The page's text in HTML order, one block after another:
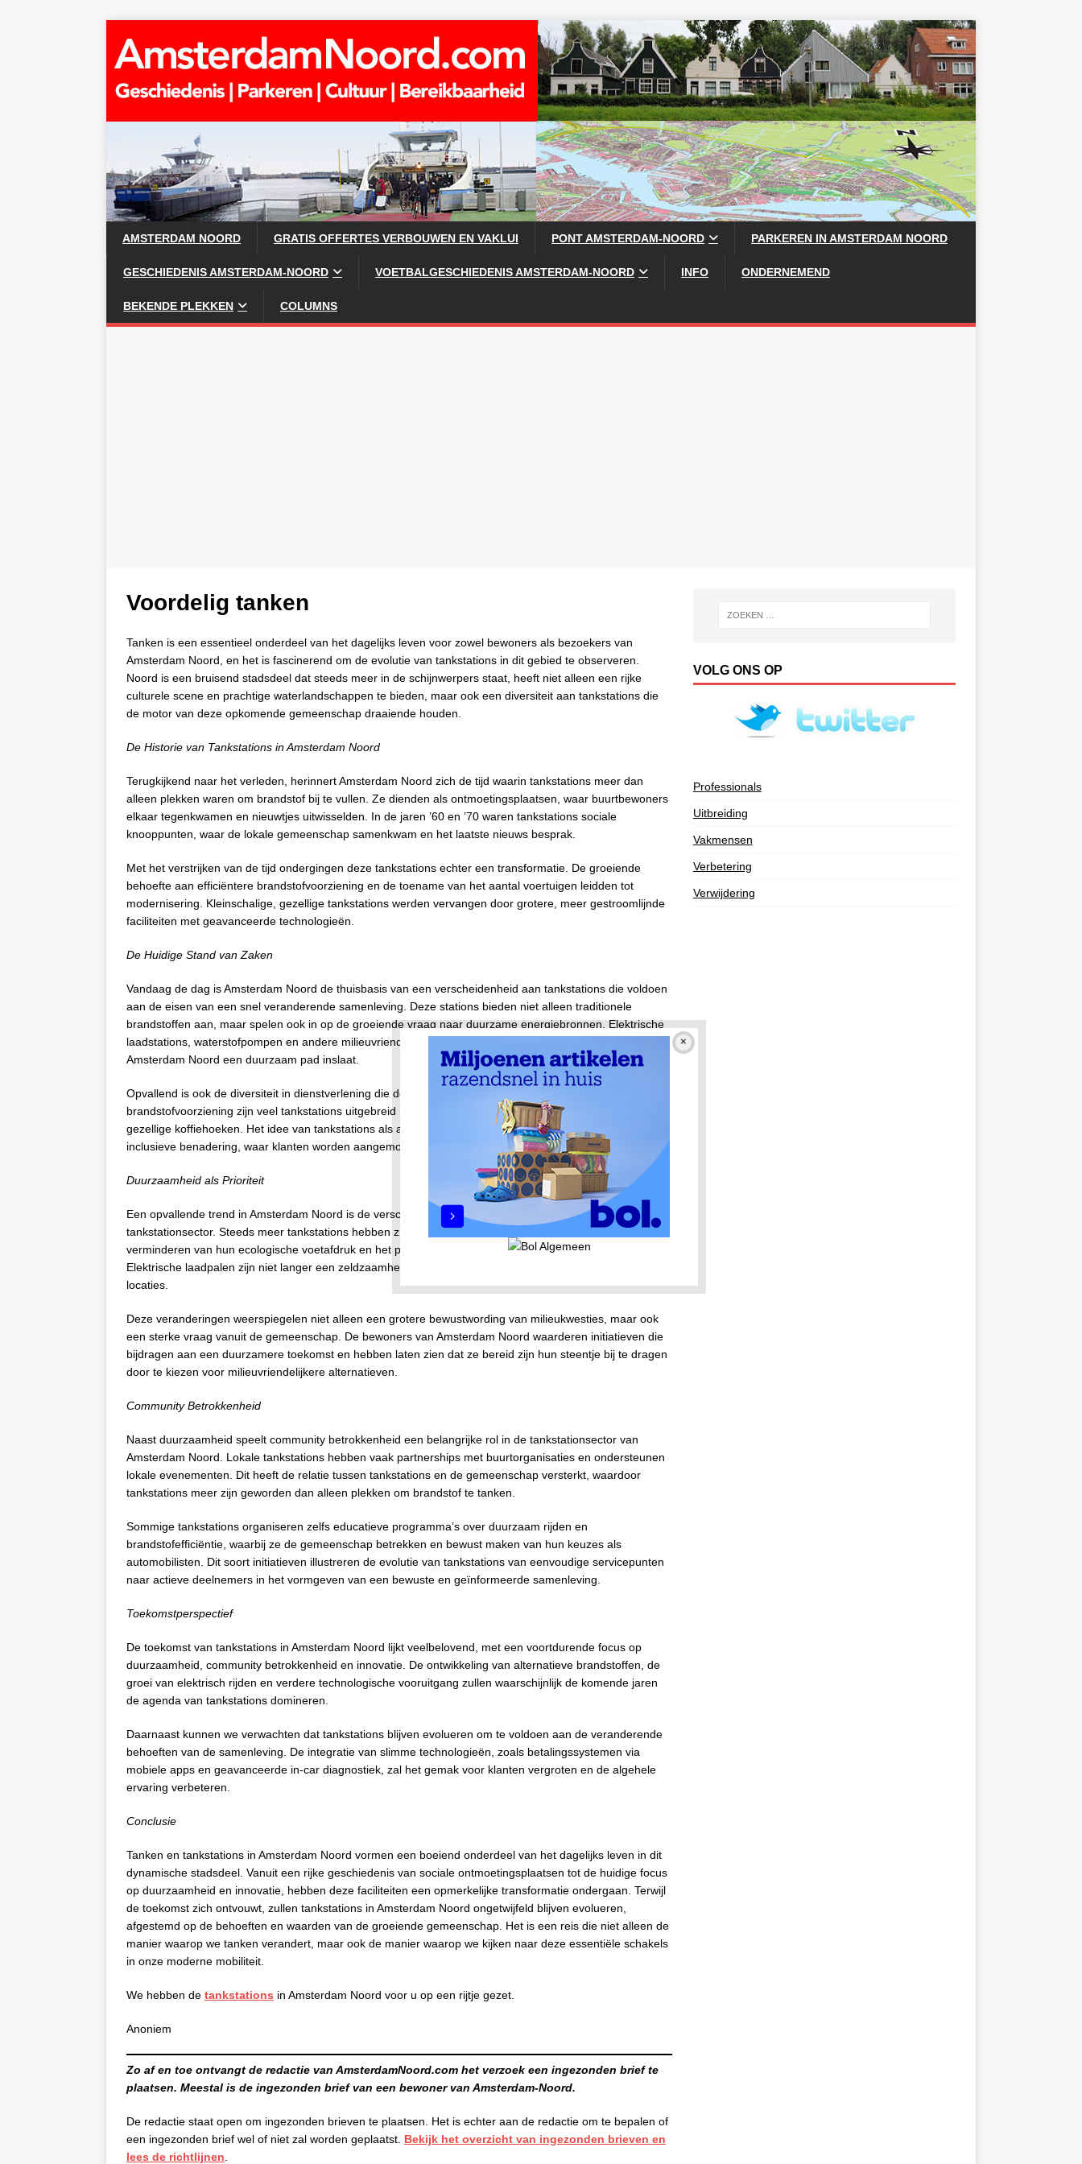
AMSTERDAM NOORD GRATIS OFFERTES VERBOUWEN EN VAKLUI PONT AMSTERDAM-NOORD PARKEREN IN AMSTERDAM NOORD
GESCHIEDENIS AMSTERDAM-NOORD VOETBALGESCHIEDENIS AMSTERDAM-NOORD INFO ONDERNEMEND
BEKENDE PLEKKEN COLUMNS
Voordelig tanken
Tanken is een essentieel onderdeel van het dagelijks leven voor zowel bewoners als bezoekers van
Amsterdam Noord, en het is fascinerend om de evolutie van tankstations in dit gebied te observeren.
Noord is een bruisend stadsdeel dat steeds meer in de schijnwerpers staat, heeft niet alleen een rijke
culturele scene en prachtige waterlandschappen te bieden, maar ook een diversiteit aan tankstations die
de motor van deze opkomende gemeenschap draaiende houden.
De Historie van Tankstations in Amsterdam Noord
Terugkijkend naar het verleden, herinnert Amsterdam Noord zich de tijd waarin tankstations meer dan
alleen plekken waren om brandstof bij te vullen. Ze dienden als ontmoetingsplaatsen, waar buurtbewoners
elkaar tegenkwamen en nieuwtjes uitwisselden. In de jaren ’60 en ’70 waren tankstations sociale
knooppunten, waar de lokale gemeenschap samenkwam en het laatste nieuws besprak.
Met het verstrijken van de tijd ondergingen deze tankstations echter een transformatie. De groeiende
behoefte aan efficiëntere brandstofvoorziening en de toename van het aantal voertuigen leidden tot
modernisering. Kleinschalige, gezellige tankstations werden vervangen door grotere, meer gestroomlijnde
faciliteiten met geavanceerde technologieën.
De Huidige Stand van Zaken
Vandaag de dag is Amsterdam Noord de thuisbasis van een verscheidenheid aan tankstations die voldoen
aan de eisen van een snel veranderende samenleving. Deze stations bieden niet alleen traditionele
brandstoffen aan, maar spelen ook in op de groeiende vraag naar duurzame energiebronnen. Elektrische
laadstations, waterstofpompen en andere milieuvriendelijke opties hebben hun intrede gedaan, waarmee
Amsterdam Noord een duurzaam pad inslaat.
Opvallend is ook de diversiteit in dienstverlening die de moderne tankstations te bieden hebben. Naast
brandstofvoorziening zijn veel tankstations uitgebreid met gemakswinkels, autowasstraten, en zelfs
gezellige koffiehoeken. Het idee van tankstations als anonieme tussenstops is vervangen door een meer
inclusieve benadering, waar klanten worden aangemoedigd om hun bezoek te verlengen.
Duurzaamheid als Prioriteit
Een opvallende trend in Amsterdam Noord is de verschuiving naar duurzaamheid binnen de
tankstationsector. Steeds meer tankstations hebben zich gecommitteerd aan groene initiatieven, zoals het
verminderen van hun ecologische voetafdruk en het promoten van milieuvriendelijke brandstoffen.
Elektrische laadpalen zijn niet langer een zeldzaamheid, maar eerder een standaardvoorziening op veel
locaties.
Deze veranderingen weerspiegelen niet alleen een grotere bewustwording van milieukwesties, maar ook
een sterke vraag vanuit de gemeenschap. De bewoners van Amsterdam Noord waarderen initiatieven die
bijdragen aan een duurzamere toekomst en hebben laten zien dat ze bereid zijn hun steentje bij te dragen
door te kiezen voor milieuvriendelijkere alternatieven.
Community Betrokkenheid
Naast duurzaamheid speelt community betrokkenheid een belangrijke rol in de tankstationsector van
Amsterdam Noord. Lokale tankstations hebben vaak partnerships met buurtorganisaties en ondersteunen
lokale evenementen. Dit heeft de relatie tussen tankstations en de gemeenschap versterkt, waardoor
tankstations meer zijn geworden dan alleen plekken om brandstof te tanken.
Sommige tankstations organiseren zelfs educatieve programma’s over duurzaam rijden en
brandstofefficiëntie, waarbij ze de gemeenschap betrekken en bewust maken van hun keuzes als
automobilisten. Dit soort initiatieven illustreren de evolutie van tankstations van eenvoudige servicepunten
naar actieve deelnemers in het vormgeven van een bewuste en geïnformeerde samenleving.
Toekomstperspectief
De toekomst van tankstations in Amsterdam Noord lijkt veelbelovend, met een voortdurende focus op
duurzaamheid, community betrokkenheid en innovatie. De ontwikkeling van alternatieve brandstoffen, de
groei van elektrisch rijden en verdere technologische vooruitgang zullen waarschijnlijk de komende jaren
de agenda van tankstations domineren.
Daarnaast kunnen we verwachten dat tankstations blijven evolueren om te voldoen aan de veranderende
behoeften van de samenleving. De integratie van slimme technologieën, zoals betalingssystemen via
mobiele apps en geavanceerde in-car diagnostiek, zal het gemak voor klanten vergroten en de algehele
ervaring verbeteren.
Conclusie
Tanken en tankstations in Amsterdam Noord vormen een boeiend onderdeel van het dagelijks leven in dit
dynamische stadsdeel. Vanuit een rijke geschiedenis van sociale ontmoetingsplaatsen tot de huidige focus
op duurzaamheid en innovatie, hebben deze faciliteiten een opmerkelijke transformatie ondergaan. Terwijl
de toekomst zich ontvouwt, zullen tankstations in Amsterdam Noord ongetwijfeld blijven evolueren,
afgestemd op de behoeften en waarden van de groeiende gemeenschap. Het is een reis die niet alleen de
manier waarop we tanken verandert, maar ook de manier waarop we kijken naar deze essentiële schakels
in onze moderne mobiliteit.
We hebben de tankstations in Amsterdam Noord voor u op een rijtje gezet.
Anoniem
Zo af en toe ontvangt de redactie van AmsterdamNoord.com het verzoek een ingezonden brief te
plaatsen. Meestal is de ingezonden brief van een bewoner van Amsterdam-Noord.
De redactie staat open om ingezonden brieven te plaatsen. Het is echter aan de redactie om te bepalen of
een ingezonden brief wel of niet zal worden geplaatst. Bekijk het overzicht van ingezonden brieven en
lees de richtlijnen
VOLG ONS OP
Professionals
Uitbreiding
Vakmensen
Verbetering
Verwijdering